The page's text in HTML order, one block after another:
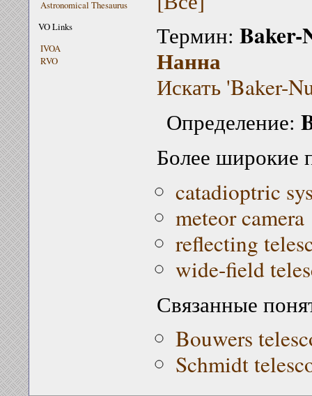
Astronomical Thesaurus
VO Links
IVOA
RVO
Термин: Baker-
Нанна
Искать 'Baker-
Определение:
Более широкие
catadioptric
meteor camera
reflecting
wide-field
Связанные
Bouwers
Schmidt